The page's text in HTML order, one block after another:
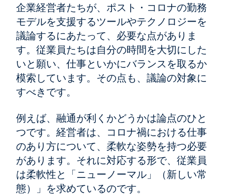
企業経営者たちが、ポスト・コロナの勤務
モデルを支援するツールやテクノロジーを
議論するにあたって、必要な点がありま
す。従業員たちは自分の時間を大切にした
いと願い、仕事といかにバランスを取るか
模索しています。その点も、議論の対象に
すべきです。
例えば、融通が利くかどうかは論点のひと
つです。経営者は、コロナ禍における仕事
のあり方について、柔軟な姿勢を持つ必要
があります。それに対応する形で、従業員
は柔軟性と「ニューノーマル」（新しい常
態）」を求めているのです。